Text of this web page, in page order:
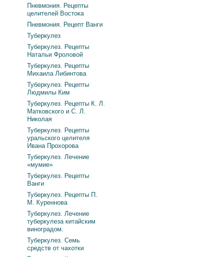
Пневмония. Рецепты
целителей Востока
Пневмония. Рецепт Ванги
Туберкулез
Туберкулез. Рецепты
Натальи Фроловой
Туберкулез. Рецепты
Михаила Либинтова
Туберкулез. Рецепты
Людмилы Ким
Туберкулез. Рецепты К. Л.
Матковского и С. Л.
Николая
Туберкулез. Рецепты
уральского целителя
Ивана Прохорова
Туберкулез. Лечение
«мумие»
Туберкулез. Рецепты
Ванги
Туберкулез. Рецепты П.
М. Куреннова
Туберкулез. Лечение
туберкулеза китайским
виноградом.
Туберкулез. Семь
средств от чахотки